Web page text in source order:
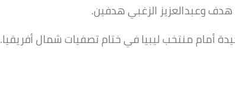
وعبدالعزيز الزغبي هدفين.
أمام منتخب ليبيا في ختام تصفيات شمال أفريقيا.